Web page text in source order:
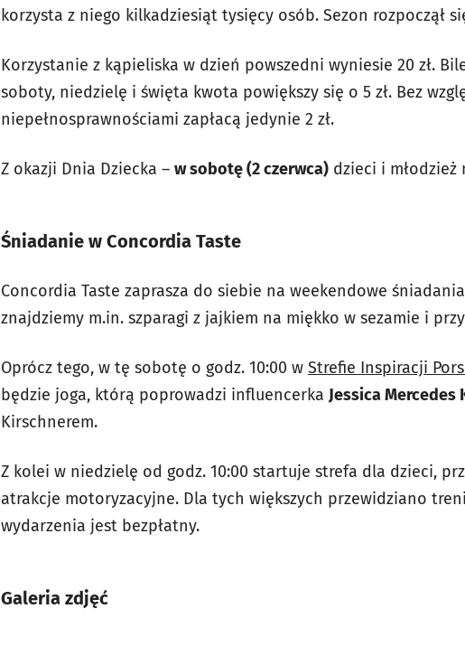
korzysta z niego kilkadziesiąt tysięcy osób. Sezon rozpoczął
Korzystanie z kąpieliska w dzień powszedni wyniesie 20 zł.
soboty, niedzielę i święta kwota powiększy się o 5 zł. Bez
niepełnosprawnościami zapłacą jedynie 2 zł.
Z okazji Dnia Dziecka – w sobotę (2 czerwca) dzieci i młodzież
Śniadanie w Concordia Taste
Concordia Taste zaprasza do siebie na weekendowe
znajdziemy m.in. szparagi z jajkiem na miękko w sezamie i
Oprócz tego, w tę sobotę o godz. 10:00 w Strefie Inspiracji
będzie joga, którą poprowadzi influencerka Jessica Mercedes
Kirschnerem.
Z kolei w niedzielę od godz. 10:00 startuje strefa dla dzieci,
atrakcje motoryzacyjne. Dla tych większych przewidziano
wydarzenia jest bezpłatny.
Galeria zdjęć